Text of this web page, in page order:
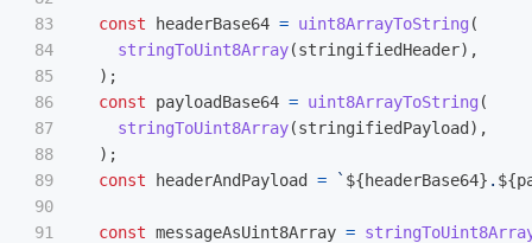
83
84
85
86
87
88
89
90
91
const headerBase64 = uint8ArrayToString (
stringToUint8Array(stringifiedHeader),
);
const
payloadBase64 = uint8ArrayToString (
stringToUint8Array(stringifiedPayload ),
);
const
headerAndPayload = ` ${headerBase64} . ${
const messageAsUint8Array =